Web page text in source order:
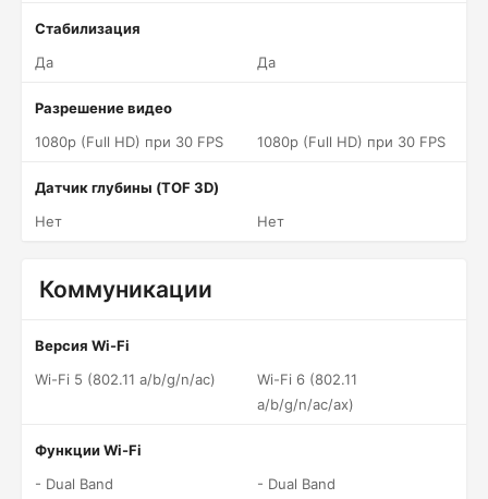
Стабилизация
Да
Да
Разрешение видео
1080p (Full HD) при 30 FPS
1080p (Full HD) при 30 FPS
Датчик глубины (TOF 3D)
Нет
Нет
Коммуникации
Версия Wi-Fi
Wi-Fi 5 (802.11 a/b/g/n/ac)
Wi-Fi 6 (802.11
a/b/g/n/ac/ax)
Функции Wi-Fi
- Dual Band
- Dual Band